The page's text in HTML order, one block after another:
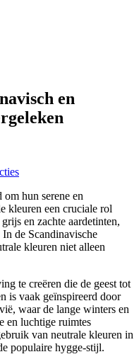
en
om hun serene en
kleuren een cruciale rol
en zachte aardetinten,
de Scandinavische
kleuren niet alleen
te creëren die de geest tot
is vaak geïnspireerd door
waar de lange winters en
en luchtige ruimtes
van neutrale kleuren in
populaire hygge-stijl.